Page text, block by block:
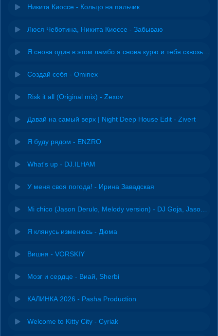
Никита Киоссе - Кольцо на пальчик
Люся Чеботина, Никита Киоссе - Забываю
Создай себя - Ominex
Risk it all (Original mix) - Zexov
Давай на самый верх | Night Deep House Edit - Zivert
Я буду рядом - ENZRO
What's up - DJ.ILHAM
У меня своя погода! - Ирина Завадская
Я клянусь изменюсь - Дюма
Вишня - VORSKIY
Мозг и сердце - Виай, Sherbi
КАЛИНКА 2026 - Pasha Production
Welcome to Kitty City - Cyriak